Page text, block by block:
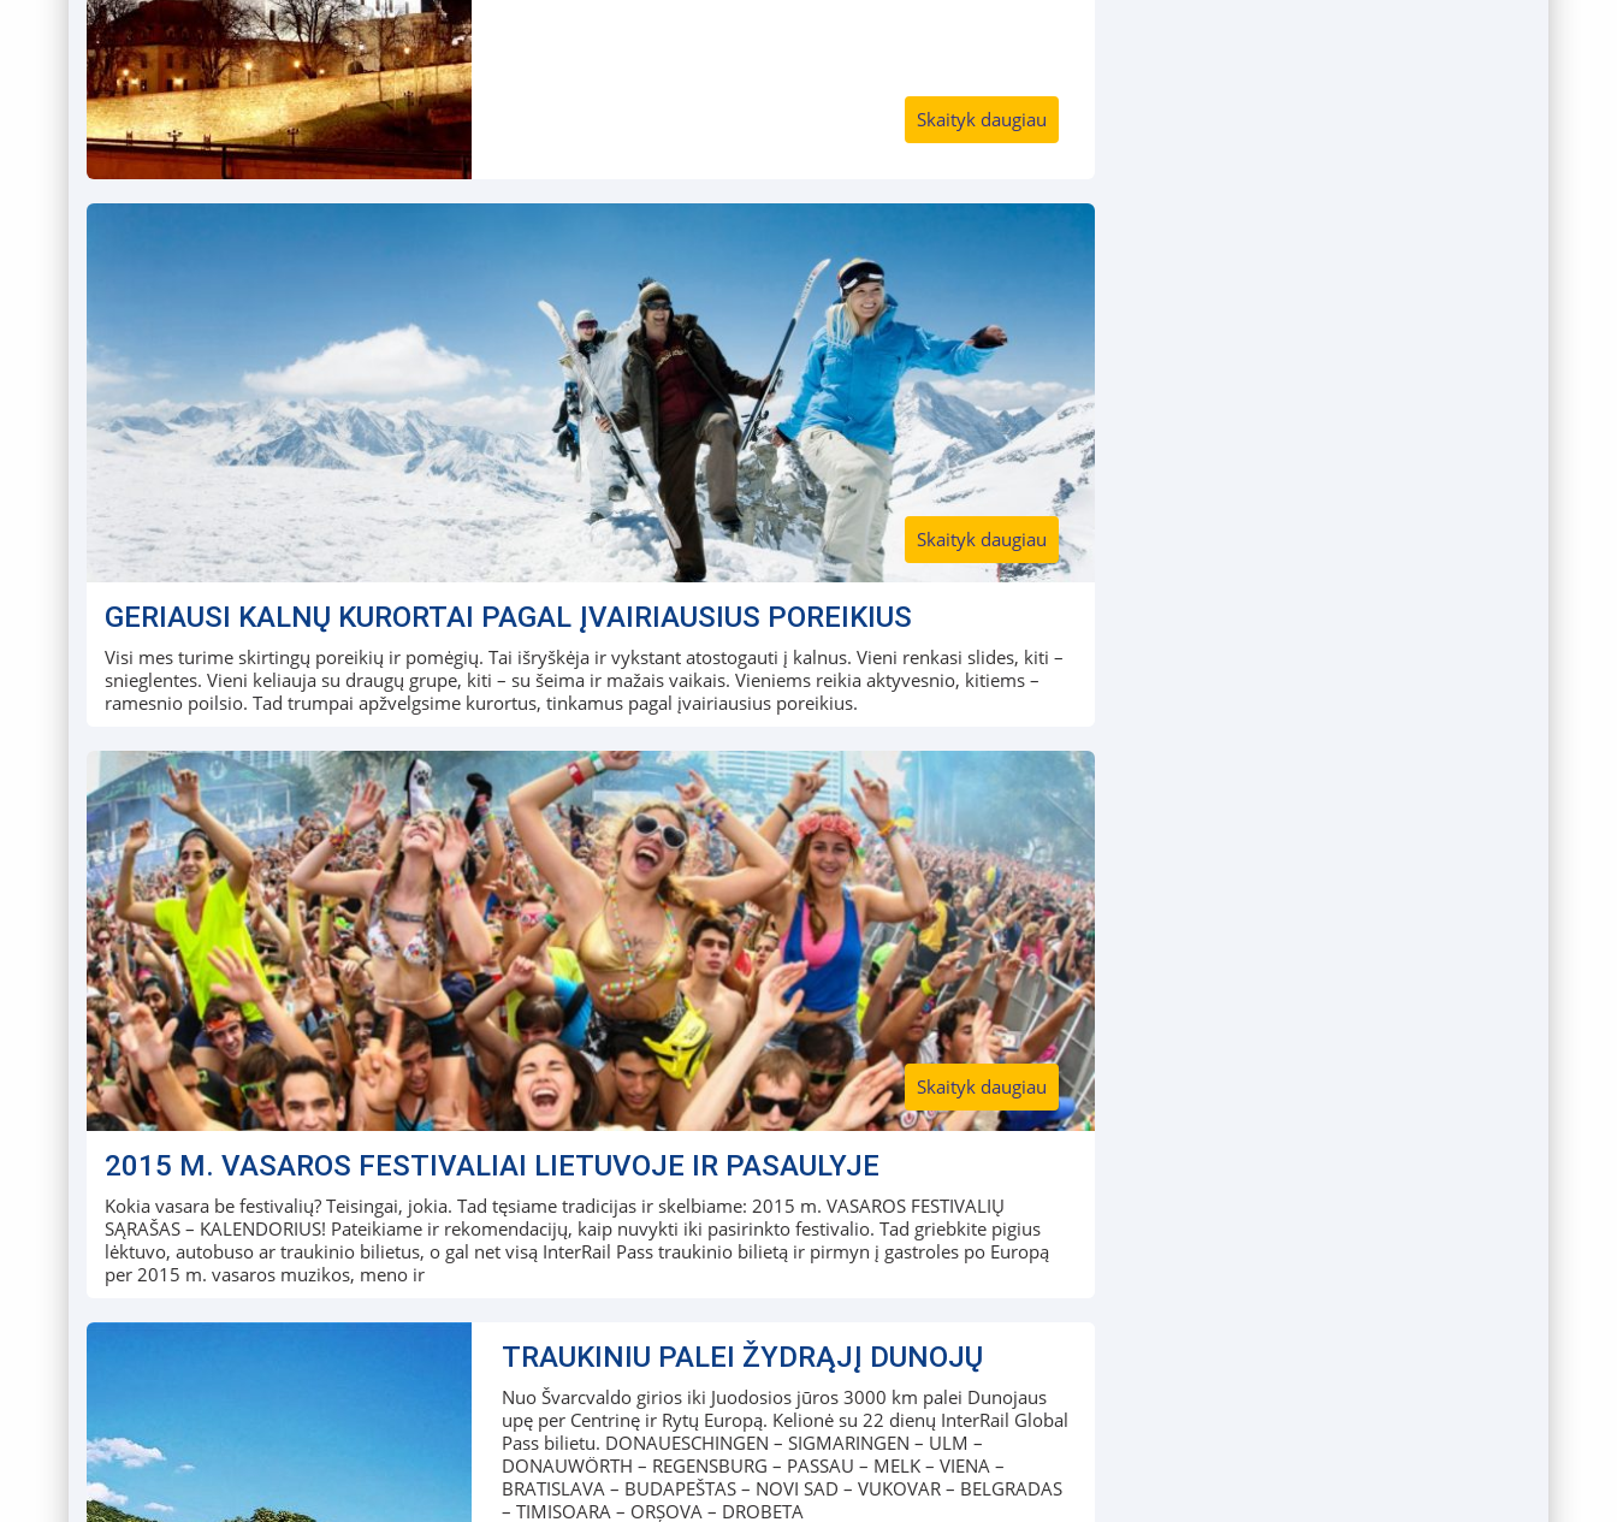
Skaityk daugiau
GERIAUSI KALNŲ KURORTAI PAGAL ĮVAIRIAUSIUS POREIKIUS
Visi mes turime skirtingų poreikių ir pomėgių. Tai išryškėja ir vykstant atostogauti į kalnus. Vieni renkasi slides, kiti –
snieglentes. Vieni keliauja su draugų grupe, kiti – su šeima ir mažais vaikais. Vieniems reikia aktyvesnio, kitiems –
ramesnio poilsio. Tad trumpai apžvelgsime kurortus, tinkamus pagal įvairiausius poreikius.
Skaityk daugiau
2015 M. VASAROS FESTIVALIAI LIETUVOJE IR PASAULYJE
Kokia vasara be festivalių? Teisingai, jokia. Tad tęsiame tradicijas ir skelbiame: 2015 m. VASAROS FESTIVALIŲ
SĄRAŠAS – KALENDORIUS! Pateikiame ir rekomendacijų, kaip nuvykti iki pasirinkto festivalio. Tad griebkite pigius
lėktuvo, autobuso ar traukinio bilietus, o gal net visą InterRail Pass traukinio bilietą ir pirmyn į gastroles po Europą
per 2015 m. vasaros muzikos, meno ir
Skaityk daugiau
TRAUKINIU PALEI ŽYDRĄJĮ DUNOJŲ
Nuo Švarcvaldo girios iki Juodosios jūros 3000 km palei Dunojaus
upę per Centrinę ir Rytų Europą. Kelionė su 22 dienų InterRail Global
Pass bilietu. DONAUESCHINGEN – SIGMARINGEN – ULM –
DONAUWÖRTH – REGENSBURG – PASSAU – MELK – VIENA –
BRATISLAVA – BUDAPEŠTAS – NOVI SAD – VUKOVAR – BELGRADAS
– TIMISOARA – ORȘOVA – DROBETA